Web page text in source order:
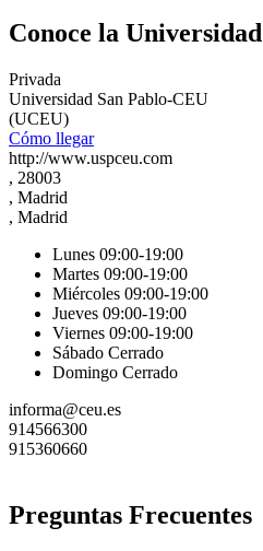
Conoce la Universidad
Privada
Universidad San Pablo-CEU
(UCEU)
Cómo llegar
http://www.uspceu.com
, 28003
, Madrid
, Madrid
Lunes 09:00-19:00
Martes 09:00-19:00
Miércoles 09:00-19:00
Jueves 09:00-19:00
Viernes 09:00-19:00
Sábado Cerrado
Domingo Cerrado
informa@ceu.es
914566300
915360660
Preguntas Frecuentes